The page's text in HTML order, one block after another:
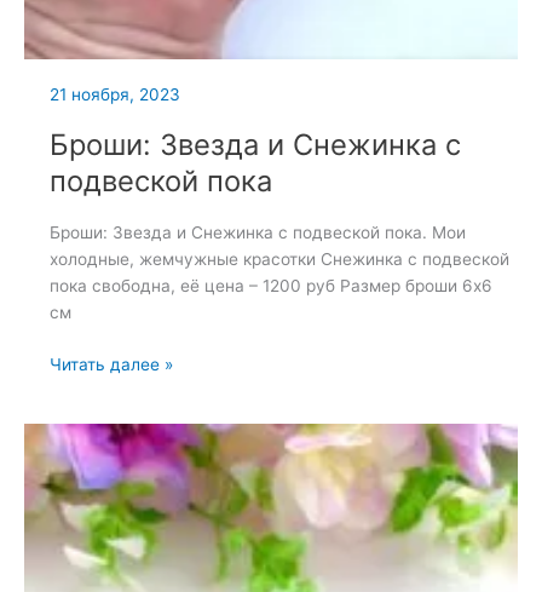
21 ноября, 2023
Броши: Звезда и Снежинка с
подвеской пока
Броши: Звезда и Снежинка с подвеской пока. Мои
холодные, жемчужные красотки Снежинка с подвеской
пока свободна, её цена – 1200 руб Размер броши 6х6
см
Броши:
Снежинка
с
подвеской
пока
Читать далее »